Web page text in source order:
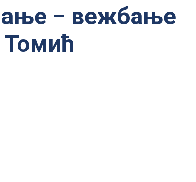
‒ вежбање